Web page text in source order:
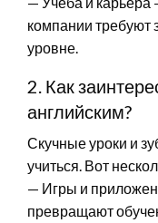
компании требуют
уровне.
2. Как
английским?
Скучные уроки и
учиться. Вот
— Игры и
превращают